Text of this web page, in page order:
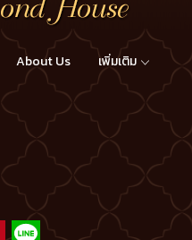
About Us เพิ่มเติม